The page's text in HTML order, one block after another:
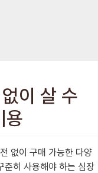
이 살 수
용
없이 구매 가능한 다양
준히 사용해야 하는 심장